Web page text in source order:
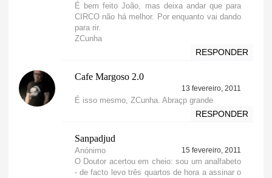
É bem feito João, mas deixa andar que para
CIRCO não há melhor. Por enquanto vai dando
para rir.
ZCunha
RESPONDER
Cafe Margoso 2.0
13 fevereiro, 2011
É isso mesmo, ZCunha. Abraçp grande
RESPONDER
Sanpadjud
15 fevereiro, 2011
Anónimo
O Doutor acertou em cheio: sou um analfabeto
- de facto levo três quartos de hora a assinar o